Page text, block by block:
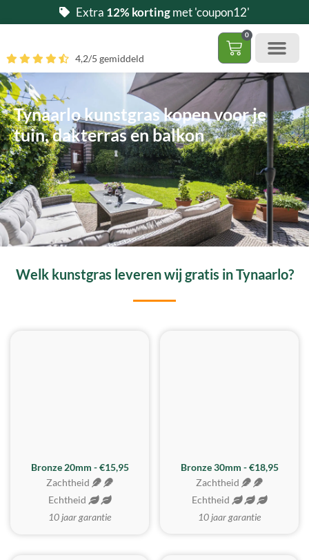
naar
inhoud
Extra 12% kortingmet 'coupon12'
0
4,2/5 gemiddeld
Tynaarlo kunstgras kopen voor je
tuin, dakterras en balkon
Welk kunstgras leveren wij gratis in Tynaarlo?
Bronze 20mm - €15,95
Zachtheid
Echtheid
10 jaar garantie
BESTE KOOP
Bronze 30mm - €18,95
Zachtheid
Echtheid
10 jaar garantie